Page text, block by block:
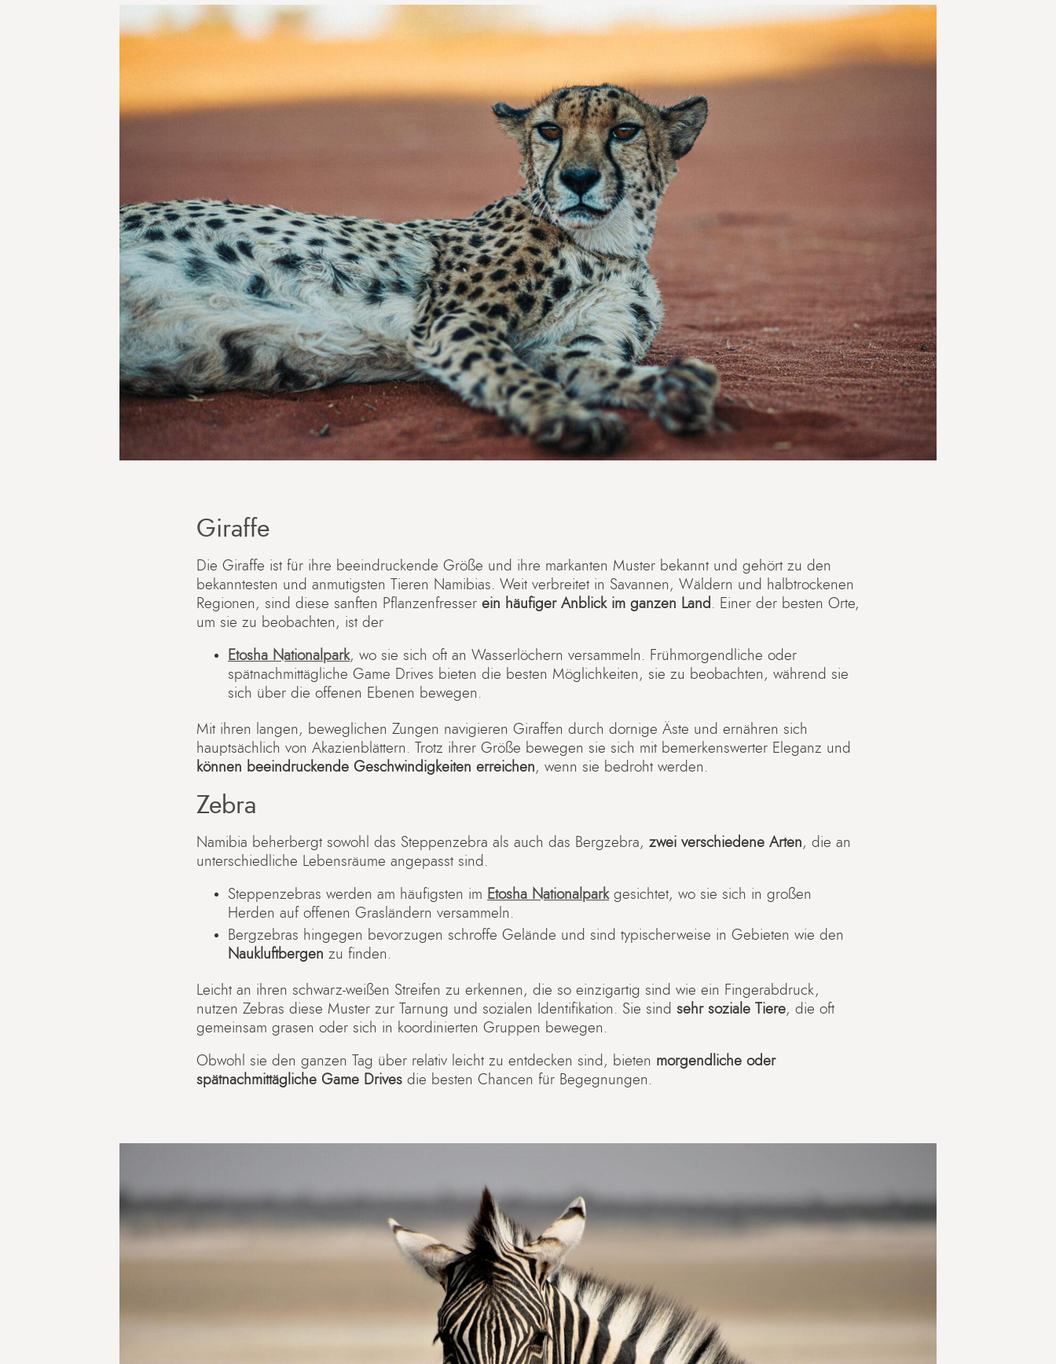
Giraffe
Die Giraffe ist für ihre beeindruckende Größe und ihre markanten Muster bekannt und gehört zu den
bekanntesten und anmutigsten Tieren Namibias. Weit verbreitet in Savannen, Wäldern und halbtrockenen
Regionen, sind diese sanften Pflanzenfresser ein häufiger Anblick im ganzen Land
. Einer der besten Orte,
um sie zu beobachten, ist der
Etosha Nationalpark, wo sie sich oft an Wasserlöchern versammeln. Frühmorgendliche oder
spätnachmittägliche Game Drives bieten die besten Möglichkeiten, sie zu beobachten, während sie
sich über die offenen Ebenen bewegen.
Mit ihren langen, beweglichen Zungen navigieren Giraffen durch dornige Äste und ernähren sich
hauptsächlich von Akazienblättern. Trotz ihrer Größe bewegen sie sich mit bemerkenswerter Eleganz und
können beeindruckende Geschwindigkeiten erreichen, wenn sie bedroht werden.
Zebra
Namibia beherbergt sowohl das Steppenzebra als auch das Bergzebra, zwei verschiedene Arten, die an
unterschiedliche Lebensräume angepasst sind.
Steppenzebras werden am häufigsten im Etosha Nationalparkgesichtet, wo sie sich in großen
Herden auf offenen Grasländern versammeln.
Bergzebras hingegen bevorzugen schroffe Gelände und sind typischerweise in Gebieten wie den
Naukluftbergen zu finden.
Leicht an ihren schwarz-weißen Streifen zu erkennen, die so einzigartig sind wie ein Fingerabdruck,
nutzen Zebras diese Muster zur Tarnung und sozialen Identifikation. Sie sind sehr soziale Tiere, die oft
gemeinsam grasen oder sich in koordinierten Gruppen bewegen.
Obwohl sie den ganzen Tag über relativ leicht zu entdecken sind, bieten morgendliche oder
spätnachmittägliche Game Drives die besten Chancen für Begegnungen.